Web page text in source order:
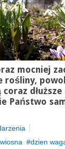
mocniej
rośliny,
coraz
Państwo
wiosna dzien